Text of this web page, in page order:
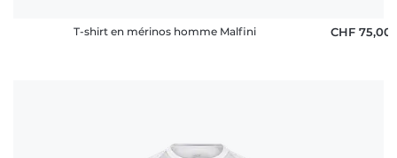
T-shirt en mérinos homme Malfini CHF 75,00